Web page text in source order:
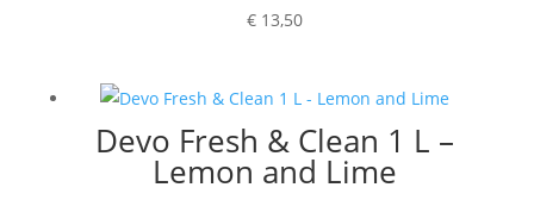
€ 13,50
Devo Fresh & Clean 1 L –
Lemon and Lime